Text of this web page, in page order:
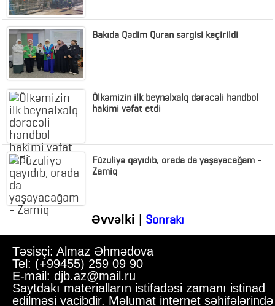
Bakıda Qədim Quran sərgisi keçirildi
Ölkəmizin ilk beynəlxalq dərəcəli həndbol
hakimi vəfat etdi
Füzuliyə qayıdıb, orada da yaşayacağam -
Zamiq
Əvvəlki Sonrakı
Təsisçi: Almaz Əhmədova
Tel: (+99455) 259 09 90
E-mail: djb.az@mail.ru
Saytdakı materialların istifadəsi zamanı istinad
edilməsi vacibdir. Məlumat internet səhifələrində